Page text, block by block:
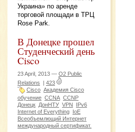
Украина» по аренде
торговой площади в ТРЦ
Rose Park.
В Донецке прошел
Студенческий день
Cisco
23 April, 2013 — O2 Public
Relations | 423
Cisco Академия Cisco
обучение CCNA CCNP
Донецк ДонНТУ VPN
IPv6
Internet of Everything IoE
Всеобъемлющий Интернет
международный сертификат.